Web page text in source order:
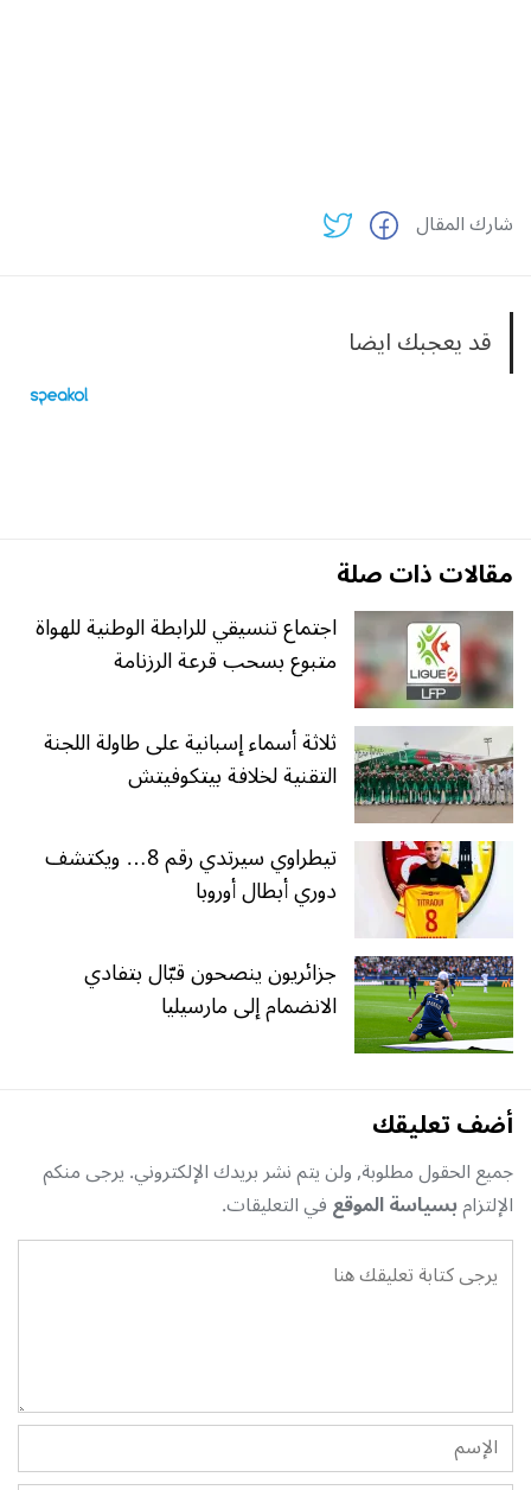
شارك المقال
قد يعجبك ايضا
مقالات ذات صلة
اجتماع تنسيقي للرابطة الوطنية للهواة
متبوع بسحب قرعة الرزنامة
ثلاثة أسماء إسبانية على طاولة اللجنة
التقنية لخلافة بيتكوفيتش
تيطراوي سيرتدي رقم 8… ويكتشف
دوري أبطال أوروبا
جزائريون ينصحون قبّال بتفادي
الانضمام إلى مارسيليا
أضف تعليقك
جميع الحقول مطلوبة, ولن يتم نشر بريدك الإلكتروني. يرجى منكم
الإلتزامبسياسة الموقعفي التعليقات.